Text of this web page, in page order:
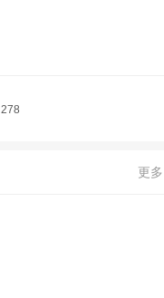
278
更多